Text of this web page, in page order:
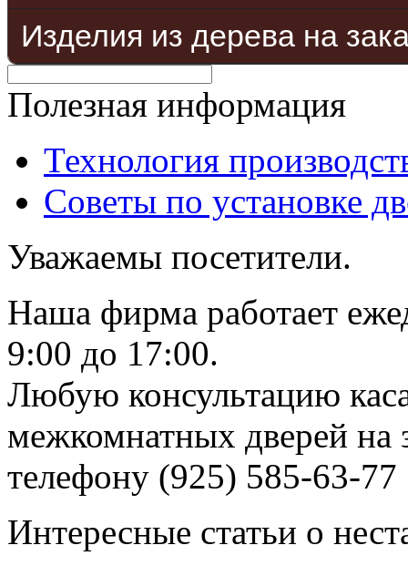
Изделия из дерева на
Полезная информация
Технология
Советы по установке
Уважаемы посетители.
Наша фирма работает
9:00 до 17:00.
Любую консультацию
межкомнатных дверей на
телефону (925) 585-63-77
Интересные статьи о